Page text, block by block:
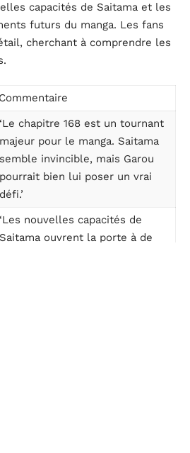
capacités de Saitama et les
futurs du manga. Les fans
cherchant à comprendre les
Commentaire
‘Le chapitre 168 est un tournant
majeur pour le manga. Saitama
semble invincible, mais Garou
pourrait bien lui poser un vrai
défi.’
‘Les nouvelles capacités de
Saitama ouvrent la porte à de